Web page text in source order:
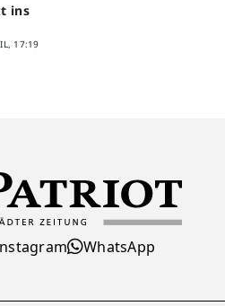
ins
17:19
WhatsApp